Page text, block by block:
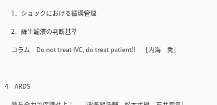
1．ショックにおける循環管理
2．蘇生輸液の判断基準
コラム Do not treat IVC, do treat patient‼ ［内海 秀］
4 ARDS